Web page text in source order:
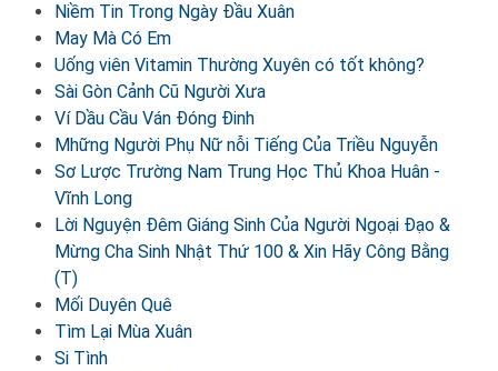
Niềm Tin Trong Ngày Đầu Xuân
May Mà Có Em
Uống viên Vitamin Thường Xuyên có tốt không?
Sài Gòn Cảnh Cũ Người Xưa
Ví Dầu Cầu Ván Đóng Đinh
Mhững Người Phụ Nữ nỗi Tiếng Của Triều Nguyễn
Sơ Lược Trường Nam Trung Học Thủ Khoa Huân -
Vĩnh Long
Lời Nguyện Đêm Giáng Sinh Của Người Ngoại Đạo &
Mừng Cha Sinh Nhật Thứ 100 & Xin Hãy Công Bằng
(T)
Mối Duyên Quê
Tìm Lại Mùa Xuân
Si Tình